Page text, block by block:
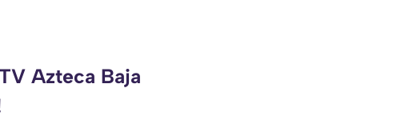
Azteca Baja